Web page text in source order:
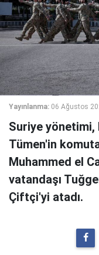
Yayınlanma: 06 Ağustos
Suriye yönetimi,
Tümen'in
Muhammed el
vatandaşı
Çiftçi'yi atadı.